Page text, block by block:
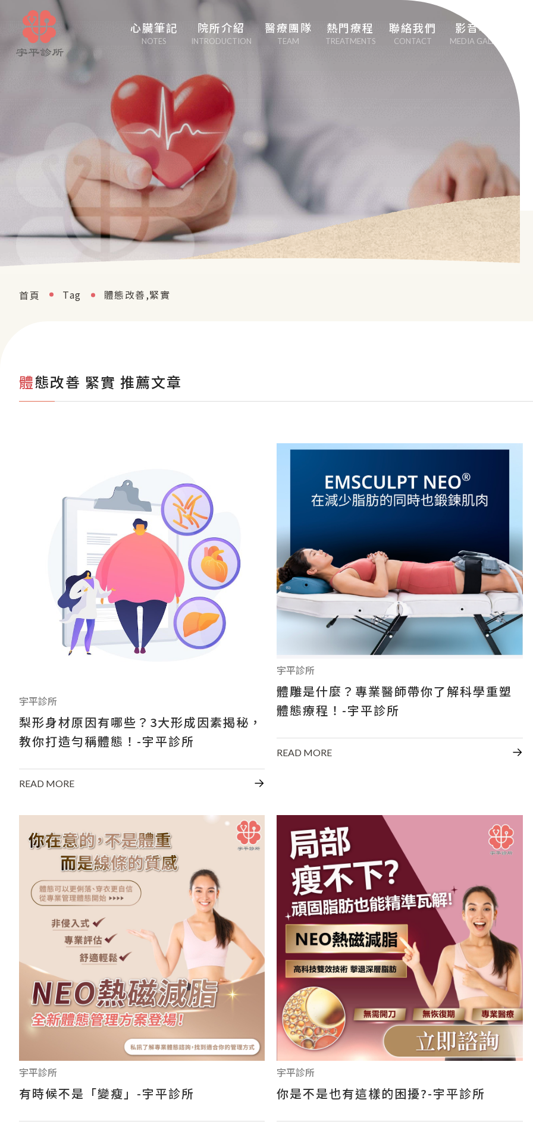
心臟筆記
NOTES
心臟管家
醫學博采
白塔隨筆
心事性事
輕盈人生
口吃大醫生
院所介紹
INTRODUCTION
醫療團隊
TEAM
熱門療程
TREATMENTS
男性健康醫學（性
功能勃起障礙治
聯絡我們
CONTACT
影音專區
MEDIA GALLERY
首頁 Tag 體態改善,緊實
體態改善 緊實 推薦文章
宇平診所
梨形身材原因有哪些？3大形成因素揭秘，
教你打造勻稱體態！-宇平診所
READ MORE
宇平診所
體雕是什麼？專業醫師帶你了解科學重塑
體態療程！-宇平診所
READ MORE
宇平診所
有時候不是「變瘦」-宇平診所
宇平診所
你是不是也有這樣的困擾?-宇平診所